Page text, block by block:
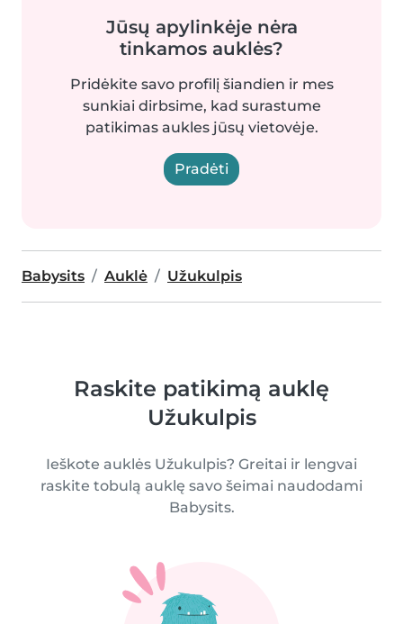
Jūsų apylinkėje nėra
tinkamos auklės?
Pridėkite savo profilį šiandien ir mes
sunkiai dirbsime, kad surastume
patikimas aukles jūsų vietovėje.
Pradėti
Babysits Auklė Užukulpis
Raskite patikimą auklę
Užukulpis
Ieškote auklės Užukulpis? Greitai ir lengvai
raskite tobulą auklę savo šeimai naudodami
Babysits.